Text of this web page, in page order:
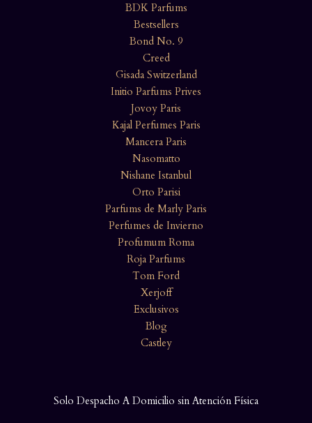
BDK Parfums
Bestsellers
Bond No. 9
Creed
Gisada Switzerland
Initio Parfums Prives
Jovoy Paris
Kajal Perfumes Paris
Mancera Paris
Nasomatto
Nishane Istanbul
Orto Parisi
Parfums de Marly Paris
Perfumes de Invierno
Profumum Roma
Roja Parfums
Tom Ford
Xerjoff
Exclusivos
Blog
Castley
Solo Despacho A Domicilio sin Atención Física